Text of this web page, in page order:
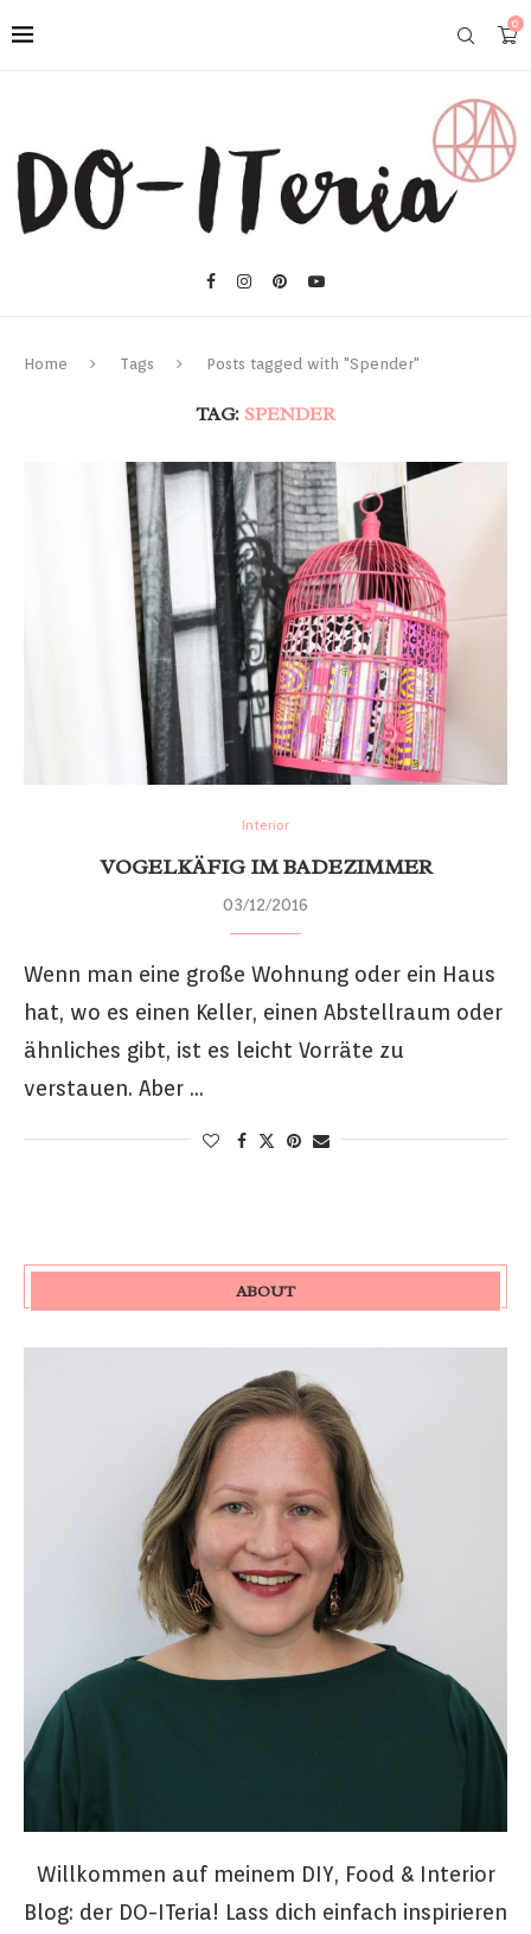
0
Home Tags Posts tagged with "Spender"
TAG: SPENDER
Interior
VOGELKÄFIG IM BADEZIMMER
03/12/2016
Wenn man eine große Wohnung oder ein Haus
hat, wo es einen Keller, einen Abstellraum oder
ähnliches gibt, ist es leicht Vorräte zu
verstauen. Aber …
ABOUT
Willkommen auf meinem DIY, Food & Interior
Blog: der DO-ITeria! Lass dich einfach inspirieren